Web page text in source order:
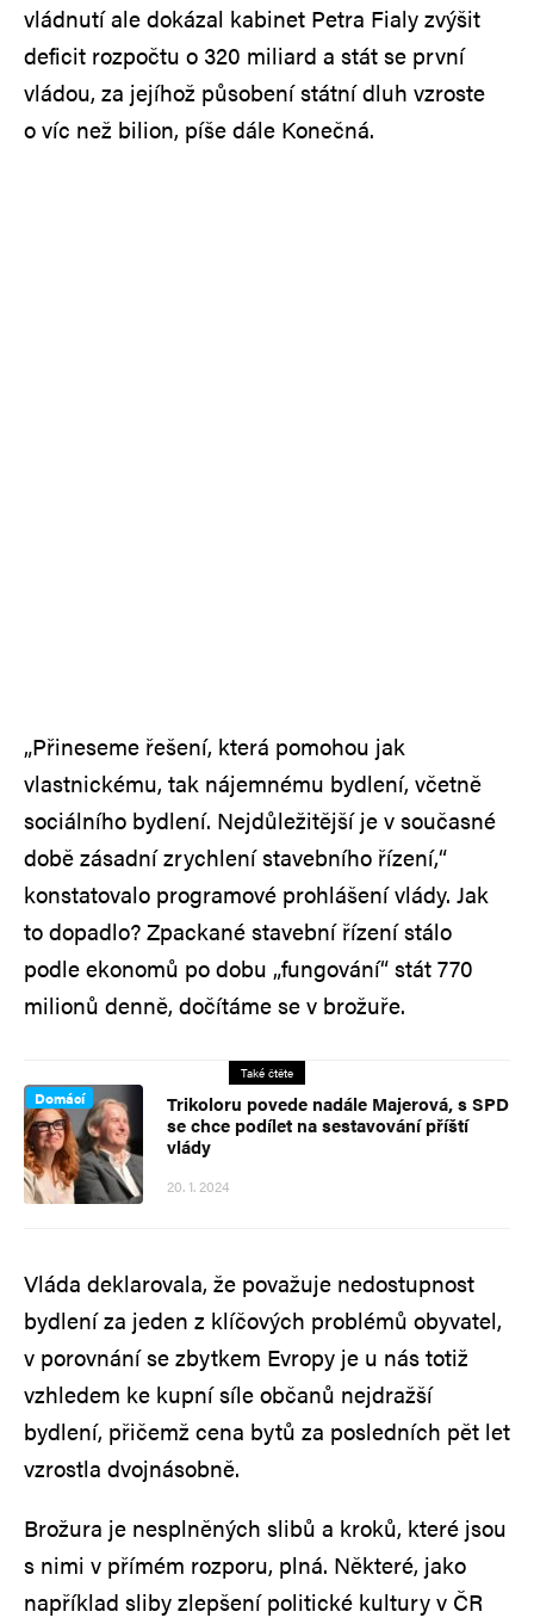
vládnutí ale dokázal kabinet Petra Fialy zvýšit
deficit rozpočtu o 320 miliard a stát se první
vládou, za jejíhož působení státní dluh vzroste
o víc než bilion, píše dále Konečná.
„Přineseme řešení, která pomohou jak
vlastnickému, tak nájemnému bydlení, včetně
sociálního bydlení. Nejdůležitější je v současné
době zásadní zrychlení stavebního řízení,“
konstatovalo programové prohlášení vlády. Jak
to dopadlo? Zpackané stavební řízení stálo
podle ekonomů po dobu „fungování“ stát 770
milionů denně, dočítáme se v brožuře.
Také čtěte
Domácí
Trikoloru povede nadále Majerová, s SPD
se chce podílet na sestavování příští
vlády
20. 1. 2024
Vláda deklarovala, že považuje nedostupnost
bydlení za jeden z klíčových problémů obyvatel,
v porovnání se zbytkem Evropy je u nás totiž
vzhledem ke kupní síle občanů nejdražší
bydlení, přičemž cena bytů za posledních pět let
vzrostla dvojnásobně.
Brožura je nesplněných slibů a kroků, které jsou
s nimi v přímém rozporu, plná. Některé, jako
například sliby zlepšení politické kultury v ČR